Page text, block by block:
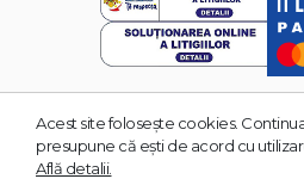
© 2026 Grupul Editorial TREI.
Acest site foloseşte cookies.
presupune că eşti de acord cu
Află detalii.